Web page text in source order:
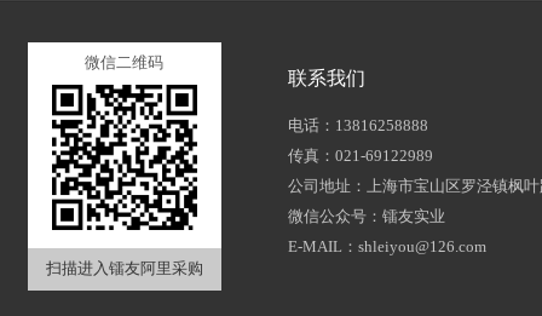
微信二维码
扫描进入镭友阿里采购
联系我们
电话：13816258888
传真：021-69122989
公司地址：上海市宝山区罗泾镇枫
微信公众号：镭友实业
E-MAIL：shleiyou@126.com